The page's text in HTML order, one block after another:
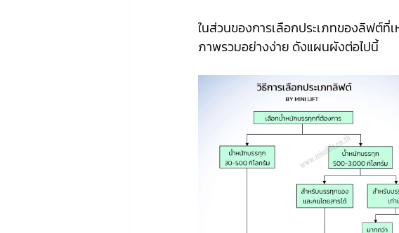
ในส่วนของการเลือกประเภทของลิฟต์ที่
ภาพรวมอย่างง่าย ดังแผนผังต่อไปนี้